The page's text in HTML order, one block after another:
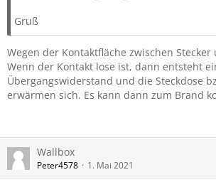
Gruß
Wegen der Kontaktfläche zwischen Stecker
Wenn der Kontakt lose ist, dann entsteht
Übergangswiderstand und die Steckdose
erwärmen sich. Es kann dann zum Brand
Wallbox
Peter4578 1. Mai 2021